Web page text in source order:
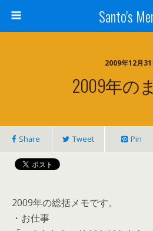
Santo's
2009年12月31
2009年の
Share Tweet Pin
2009年の総括メモです。
・お仕事